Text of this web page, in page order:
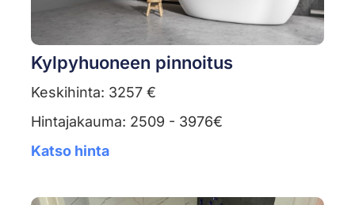
Kylpyhuoneen pinnoitus
Keskihinta: 3257 €
Hintajakauma: 2509 - 3976€
Katso hinta